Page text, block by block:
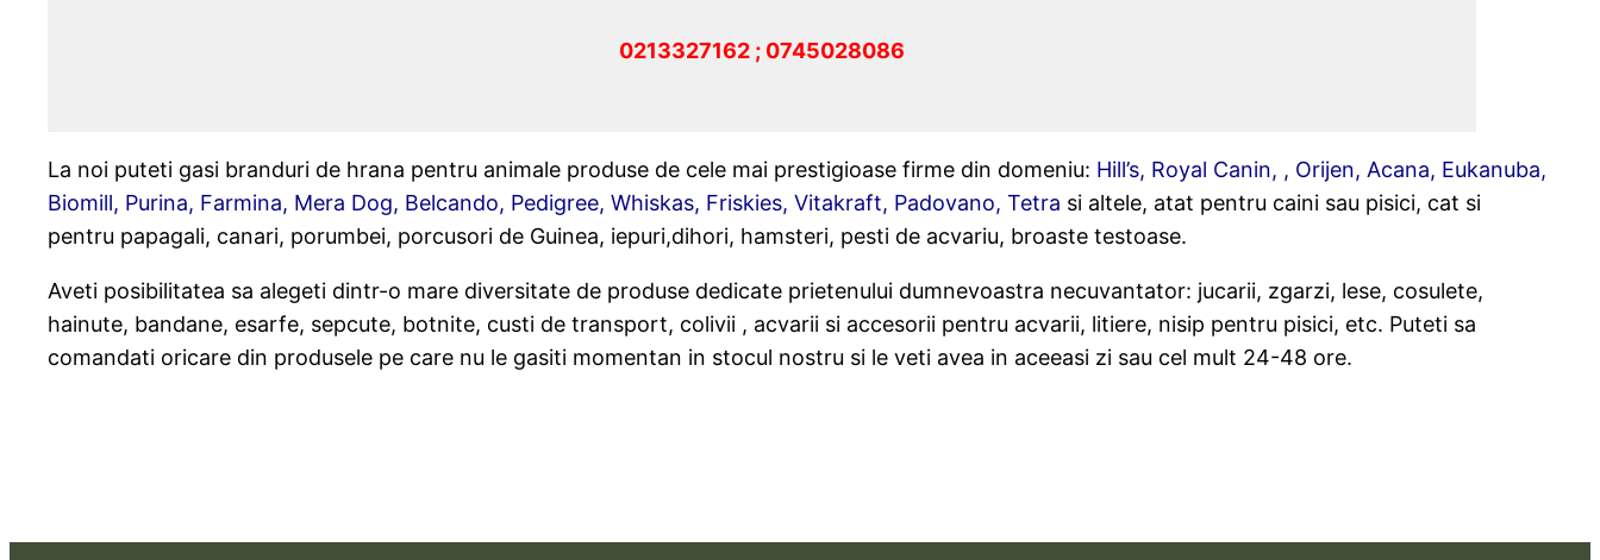
0213327162 ; 0745028086
La noi puteti gasi branduri de hrana pentru animale produse de cele mai prestigioase firme din domeniu: Hill’s, Royal Canin, , Orijen, Acana, Eukanuba,
Biomill, Purina, Farmina, Mera Dog, Belcando, Pedigree, Whiskas, Friskies, Vitakraft, Padovano, Tetra si altele, atat pentru caini sau pisici, cat si
pentru papagali, canari, porumbei, porcusori de Guinea, iepuri,dihori, hamsteri, pesti de acvariu, broaste testoase.
Aveti posibilitatea sa alegeti dintr-o mare diversitate de produse dedicate prietenului dumnevoastra necuvantator: jucarii, zgarzi, lese, cosulete,
hainute, bandane, esarfe, sepcute, botnite, custi de transport, colivii , acvarii si accesorii pentru acvarii, litiere, nisip pentru pisici, etc. Puteti sa
comandati oricare din produsele pe care nu le gasiti momentan in stocul nostru si le veti avea in aceeasi zi sau cel mult 24-48 ore.